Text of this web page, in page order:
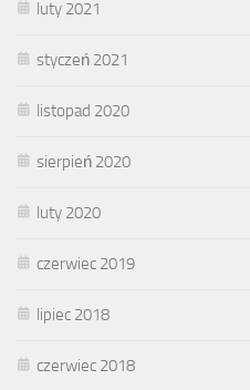
luty 2021
styczeń 2021
listopad 2020
sierpień 2020
luty 2020
czerwiec 2019
lipiec 2018
czerwiec 2018